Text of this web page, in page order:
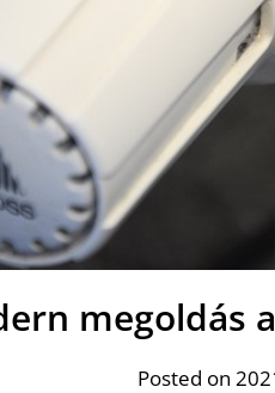
megoldás
Posted on